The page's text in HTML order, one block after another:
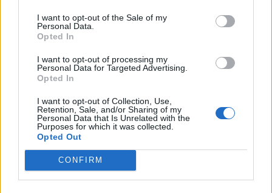
I want to opt-out of the Sale of my
Personal Data.
Opted In
I want to opt-out of processing my
Personal Data for Targeted Advertising.
Opted In
I want to opt-out of Collection, Use,
Retention, Sale, and/or Sharing of my
Personal Data that Is Unrelated with the
Purposes for which it was collected.
Opted Out
CONFIRM
Így dolgoznak home officeból az élelmesek,
miközben utazgatnak: itt a TOP10 úticél, ahol
ezt legkönnyebben megteheted
Az IWG kutatása szerint a helyfüggetlen munkavégzés a
válaszadók 90%-ánál javította a munka és a magánélet
egyensúlyát, míg 80%-uk produktívabbnak érzi magát.